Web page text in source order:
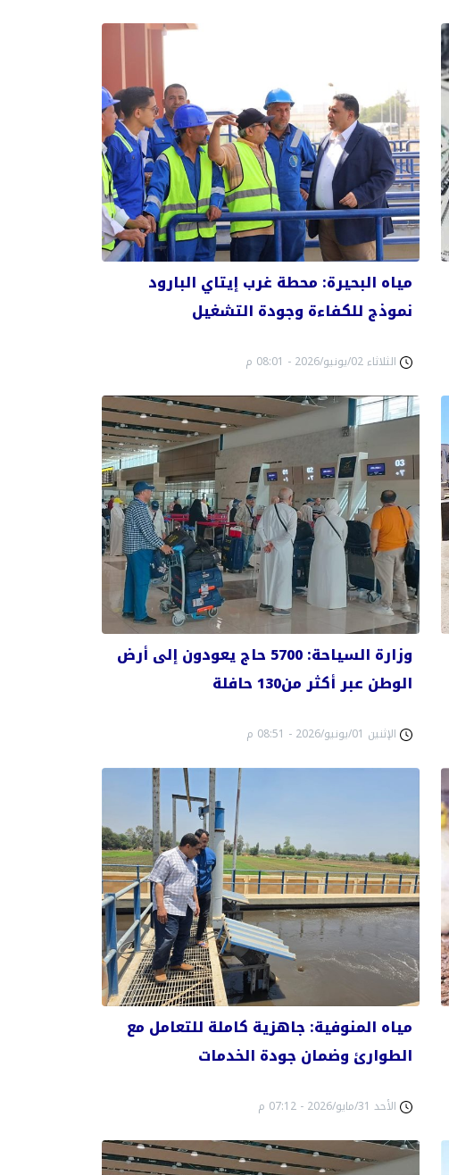
مياه البحيرة: محطة غرب إيتاي البارود
نموذج للكفاءة وجودة التشغيل
الثلاثاء 02/يونيو/2026 - 08:01 م
وزارة السياحة: 5700 حاج يعودون إلى أرض
الوطن عبر أكثر من130 حافلة
الإثنين 01/يونيو/2026 - 08:51 م
مياه المنوفية: جاهزية كاملة للتعامل مع
الطوارئ وضمان جودة الخدمات
الأحد 31/مايو/2026 - 07:12 م